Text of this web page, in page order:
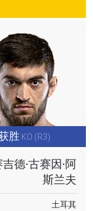
胜 KO (R3)
德·古赛因·阿
斯兰夫
土耳其